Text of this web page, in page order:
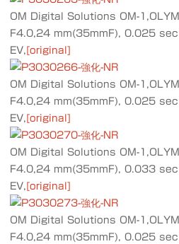
OM Digital Solutions OM-
F4.0,24 mm(35mmF), 0.025
EV, [original]
OM Digital Solutions OM-
F4.0,24 mm(35mmF), 0.025
EV, [original]
OM Digital Solutions OM-
F4.0,24 mm(35mmF), 0.033
EV, [original]
OM Digital Solutions OM-
F4.0,24 mm(35mmF), 0.025